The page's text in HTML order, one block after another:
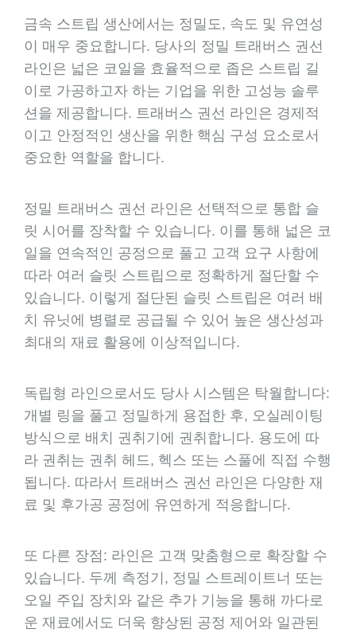
금속 스트립 생산에서는 정밀도, 속도 및 유연성
이 매우 중요합니다. 당사의 정밀 트래버스 권선
라인은 넓은 코일을 효율적으로 좁은 스트립 길
이로 가공하고자 하는 기업을 위한 고성능 솔루
션을 제공합니다. 트래버스 권선 라인은 경제적
이고 안정적인 생산을 위한 핵심 구성 요소로서
중요한 역할을 합니다.
정밀 트래버스 권선 라인은 선택적으로 통합 슬
릿 시어를 장착할 수 있습니다. 이를 통해 넓은 코
일을 연속적인 공정으로 풀고 고객 요구 사항에
따라 여러 슬릿 스트립으로 정확하게 절단할 수
있습니다. 이렇게 절단된 슬릿 스트립은 여러 배
치 유닛에 병렬로 공급될 수 있어 높은 생산성과
최대의 재료 활용에 이상적입니다.
독립형 라인으로서도 당사 시스템은 탁월합니다:
개별 링을 풀고 정밀하게 용접한 후, 오실레이팅
방식으로 배치 권취기에 권취합니다. 용도에 따
라 권취는 권취 헤드, 헥스 또는 스풀에 직접 수행
됩니다. 따라서 트래버스 권선 라인은 다양한 재
료 및 후가공 공정에 유연하게 적응합니다.
또 다른 장점: 라인은 고객 맞춤형으로 확장할 수
있습니다. 두께 측정기, 정밀 스트레이트너 또는
오일 주입 장치와 같은 추가 기능을 통해 까다로
운 재료에서도 더욱 향상된 공정 제어와 일관된